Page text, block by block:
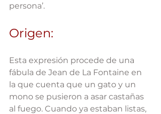
persona’.
Origen:
Esta expresión procede de una
fábula de Jean de La Fontaine en
la que cuenta que un gato y un
mono se pusieron a asar castañas
al fuego. Cuando ya estaban listas,